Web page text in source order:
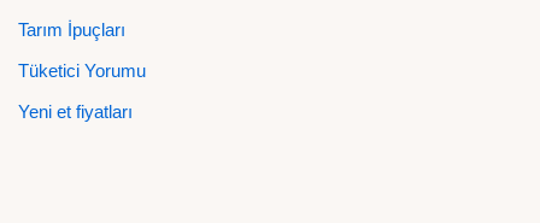
Tarım İpuçları
Tüketici Yorumu
Yeni et fiyatları